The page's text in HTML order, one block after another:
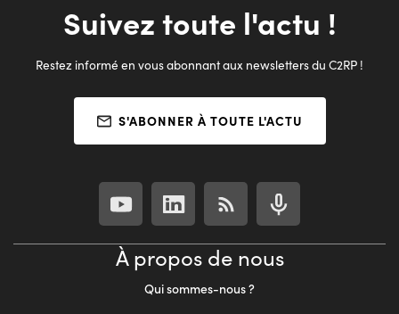
Suivez toute l'actu !
Restez informé en vous abonnant aux newsletters du C2RP !
S'ABONNER À TOUTE L'ACTU
À propos de nous
Qui sommes-nous ?